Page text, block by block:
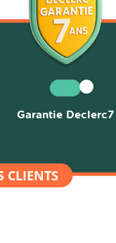
Garantie Declerc7